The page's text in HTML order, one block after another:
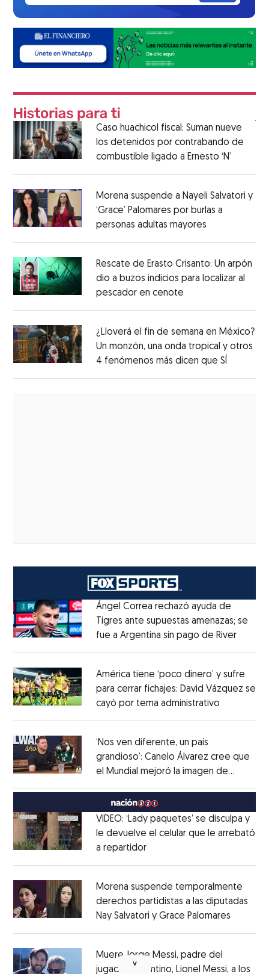
Caso huachicol fiscal: Suman nueve
los detenidos por contrabando de
combustible ligado a Ernesto ‘N’
Morena suspende a Nayeli Salvatori y
‘Grace’ Palomares por burlas a
personas adultas mayores
Rescate de Erasto Crisanto: Un arpón
dio a buzos indicios para localizar al
pescador en cenote
¿Lloverá el fin de semana en México?
Un monzón, una onda tropical y otros
4 fenómenos más dicen que SÍ
Ángel Correa rechazó ayuda de
Tigres ante supuestas amenazas; se
fue a Argentina sin pago de RiverOpens
América tiene ‘poco dinero’ y sufre
para cerrar fichajes: David Vázquez se
cayó por tema administrativo
‘Nos ven diferente, un país
grandioso’: Canelo Álvarez cree que
el Mundial mejoró la imagen de
VIDEO: ‘Lady paquetes’ se disculpa y
le devuelve el celular que le arrebató
a repartidorOpens in new window
Morena suspende temporalmente
derechos partidistas a las diputadas
Nay Salvatori y Grace Palomares
Muere Jorge Messi, padre del
jugador argentino, Lionel Messi, a los
˅